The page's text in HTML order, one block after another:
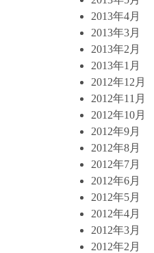
2013年4月
2013年3月
2013年2月
2013年1月
2012年12月
2012年11月
2012年10月
2012年9月
2012年8月
2012年7月
2012年6月
2012年5月
2012年4月
2012年3月
2012年2月